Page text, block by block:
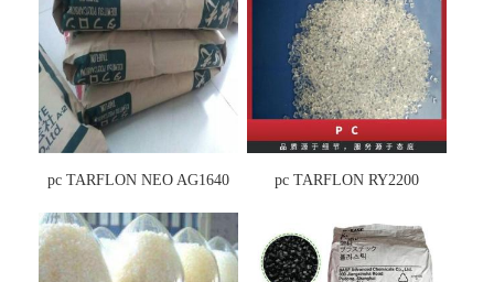
pc TARFLON NEO AG1640 pc TARFLON RY2200